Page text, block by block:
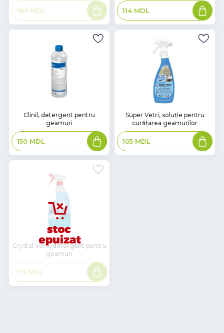
189 MDL
Citește
mai
mult
114 MDL
Adaugă
în
coș
Clinil, detergent pentru
geamuri
150 MDL
Adaugă
în
coș
наличии
Super Vetri, soluție pentru
curățarea geamurilor
105 MDL
Adaugă
în
coș
Crystal Vetri, detergent pentru
geamuri
79 MDL
Citește
mai
mult